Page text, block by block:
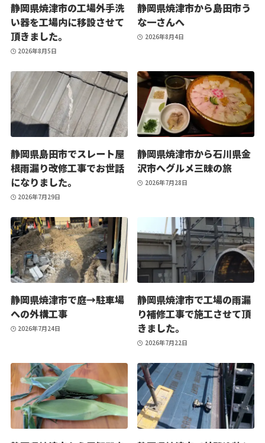
静岡県焼津市の工場外手洗
い器を工場内に移設させて
頂きました。
2026年8月5日
静岡県焼津市から島田市う
な一さんへ
2026年8月4日
静岡県島田市でスレート屋
根雨漏り改修工事でお世話
になりました。
2026年7月29日
静岡県焼津市から石川県金
沢市へグルメ三昧の旅
2026年7月28日
静岡県焼津市で庭→駐車場
への外構工事
2026年7月24日
静岡県焼津市で工場の雨漏
り補修工事で施工させて頂
きました。
2026年7月22日